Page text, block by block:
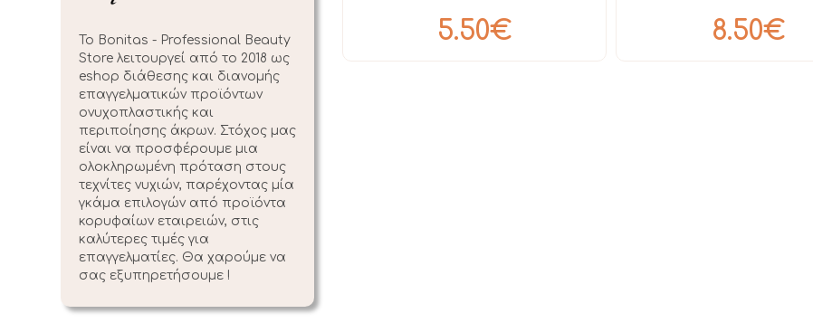
Το Bonitas - Professional Beauty
Store λειτουργεί από το 2018 ως
eshop διάθεσης και διανομής
επαγγελματικών προϊόντων
oνυχοπλαστικής και
περιποίησης άκρων. Στόχος μας
είναι να προσφέρουμε μια
ολοκληρωμένη πρόταση στους
τεχνίτες νυχιών, παρέχοντας μία
γκάμα επιλογών από προϊόντα
κορυφαίων εταιρειών, στις
καλύτερες τιμές για
επαγγελματίες. Θα χαρούμε να
σας εξυπηρετήσουμε !
5.50€ 8.50€